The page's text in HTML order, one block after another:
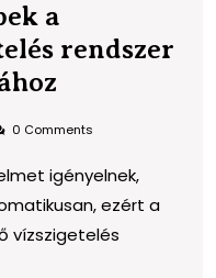
a
rendszer
lapostető
rendszer
0 Comments
igényelnek,
ezért a
vízszigetelés